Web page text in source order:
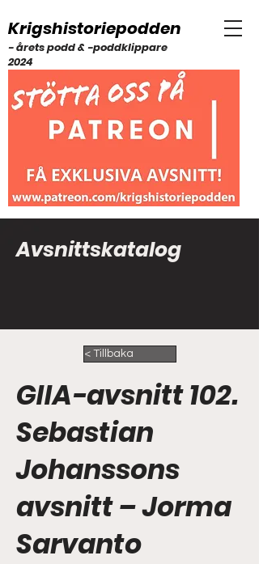
Krigshistoriepodden
- årets podd & -poddklippare
2024
Avsnittskatalog
< Tillbaka
GIIA-avsnitt 102.
Sebastian
Johanssons
avsnitt – Jorma
Sarvanto